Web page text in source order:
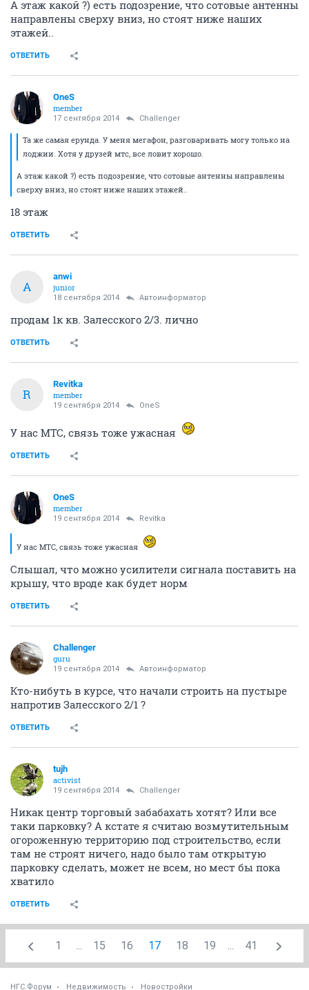
А этаж какой ?) есть подозрение, что сотовые антенны
направлены сверху вниз, но стоят ниже наших
этажей..
ОТВЕТИТЬ
OneS
member
17 сентября 2014 Challenger
Та же самая ерунда. У меня мегафон, разговаривать могу только на
лоджии. Хотя у друзей мтс, все ловит хорошо.
А этаж какой ?) есть подозрение, что сотовые антенны направлены
сверху вниз, но стоят ниже наших этажей..
18 этаж
ОТВЕТИТЬ
A
anwi
junior
18 сентября 2014 Автоинформатор
продам 1к кв. Залесского 2/3. лично
ОТВЕТИТЬ
R
Revitka
member
19 сентября 2014 OneS
У нас МТС, связь тоже ужасная
ОТВЕТИТЬ
OneS
member
19 сентября 2014 Revitka
У нас МТС, связь тоже ужасная
Слышал, что можно усилители сигнала поставить на
крышу, что вроде как будет норм
ОТВЕТИТЬ
Challenger
guru
19 сентября 2014 Автоинформатор
Кто-нибуть в курсе, что начали строить на пустыре
напротив Залесского 2/1 ?
ОТВЕТИТЬ
tujh
activist
19 сентября 2014 Challenger
Никак центр торговый забабахать хотят? Или все
таки парковку? А кстате я считаю возмутительным
огороженную территорию под строительство, если
там не строят ничего, надо было там открытую
парковку сделать, может не всем, но мест бы пока
хватило
ОТВЕТИТЬ
1 ... 15 16 17 18 19 ... 41
НГС.Форум Недвижимость Новостройки